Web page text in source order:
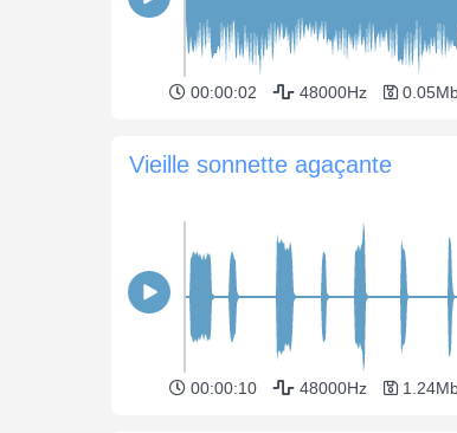
00:00:02 48000Hz
Vieille sonnette agaçante
00:00:10 48000Hz